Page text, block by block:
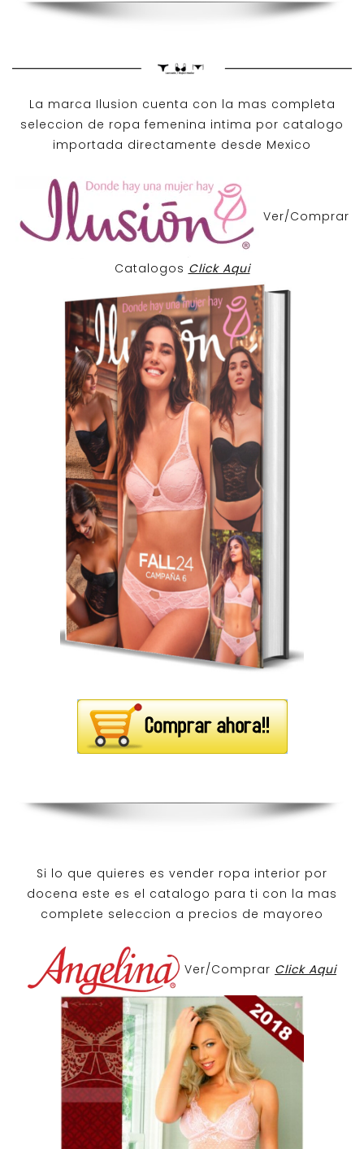
La marca Ilusion cuenta con la mas completa
seleccion de ropa femenina intima por catalogo
importada directamente desde Mexico
Ver/Comprar
Catalogos Click Aqui
Si lo que quieres es vender ropa interior por
docena este es el catalogo para ti con la mas
complete seleccion a precios de mayoreo
Ver/Comprar Click Aqui